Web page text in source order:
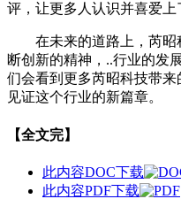
评，让更多人认识并喜爱上
在未来的道路上，芮
断创新的精神，..行业的发
们会看到更多芮昭科技带
见证这个行业的新篇章。
【全文完】
此内容DOC下载
此内容PDF下载